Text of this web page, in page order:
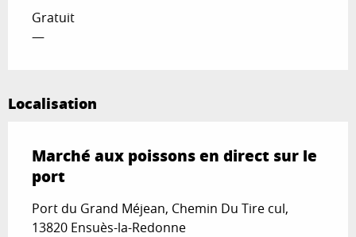
Gratuit
—
Localisation
Marché aux poissons en direct sur le
port
Port du Grand Méjean, Chemin Du Tire cul,
13820 Ensuès-la-Redonne